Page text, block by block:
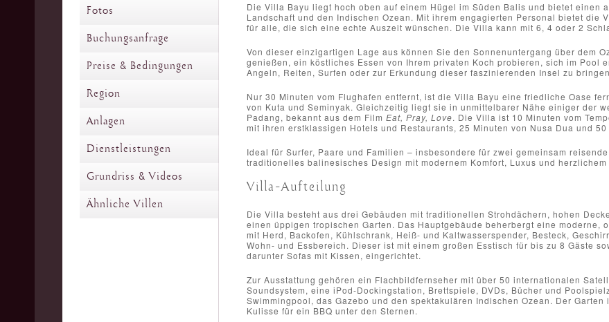
Fotos
Buchungsanfrage
Preise & Bedingungen
Region
Anlagen
Dienstleistungen
Grundriss & Videos
Ähnliche Villen
Die Villa Bayu liegt hoch oben auf einem Hügel im Süden Balis und bietet einen
Landschaft und den Indischen Ozean. Mit ihrem engagierten Personal bietet
für alle, die sich eine echte Auszeit wünschen. Die Villa kann mit 6, 4 oder 2
Von dieser einzigartigen Lage aus können Sie den Sonnenuntergang über dem
genießen, ein köstliches Essen von Ihrem privaten Koch probieren, sich im Pool
Angeln, Reiten, Surfen oder zur Erkundung dieser faszinierenden Insel zu
Nur 30 Minuten vom Flughafen entfernt, ist die Villa Bayu eine friedliche Oase
von Kuta und Seminyak. Gleichzeitig liegt sie in unmittelbarer Nähe einiger der
Padang, bekannt aus dem Film Eat, Pray, Love. Die Villa ist 10 Minuten vom
mit ihren erstklassigen Hotels und Restaurants, 25 Minuten von Nusa Dua und
Ideal für Surfer, Paare und Familien – insbesondere für zwei gemeinsam
traditionelles balinesisches Design mit modernem Komfort, Luxus und
Villa-Aufteilung
Die Villa besteht aus drei Gebäuden mit traditionellen Strohdächern, hohen
einen üppigen tropischen Garten. Das Hauptgebäude beherbergt eine moderne,
mit Herd, Backofen, Kühlschrank, Heiß- und Kaltwasserspender, Besteck,
Wohn- und Essbereich. Dieser ist mit einem großen Esstisch für bis zu 8 Gäste
darunter Sofas mit Kissen, eingerichtet.
Zur Ausstattung gehören ein Flachbildfernseher mit über 50 internationalen
Soundsystem, eine iPod-Dockingstation, Brettspiele, DVDs, Bücher und
Swimmingpool, das Gazebo und den spektakulären Indischen Ozean. Der
Kulisse für ein BBQ unter den Sternen.